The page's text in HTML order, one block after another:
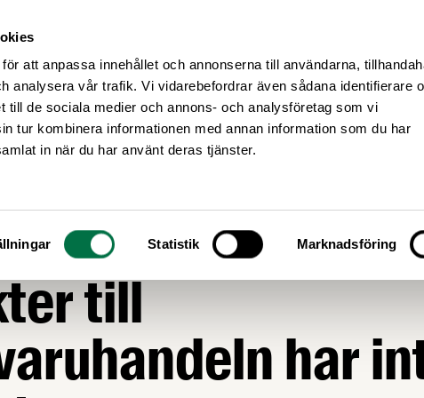
att anpassa innehållet och annonserna till användarna,
analysera vår trafik. Vi vidarebefordrar även sådana identifierare
till de sociala medier och annons- och analysföretag som vi
tur kombinera informationen med annan information som du har
in när du har använt deras tjänster.
Statistik Marknadsföring
av
till
har